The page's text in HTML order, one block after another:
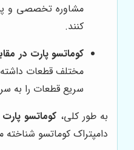
مشاوره تخصصی و
کنند.
کوماتسو پارت در
مختلف قطعات
سریع قطعات را به
به طور کلی، کوماتسو پارت
دامپتراک کوماتسو